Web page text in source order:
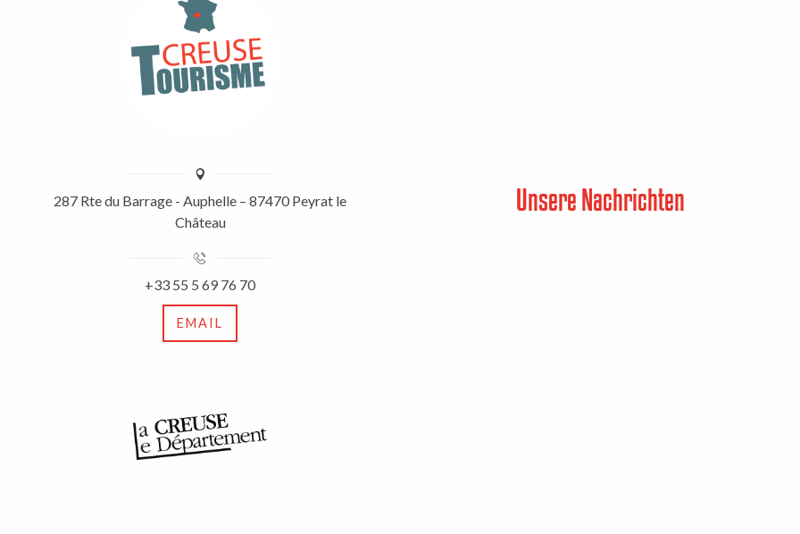
287 Rte du Barrage - Auphelle – 87470 Peyrat le
Château
+33 55 5 69 76 70
EMAIL
Unsere Nachrichten